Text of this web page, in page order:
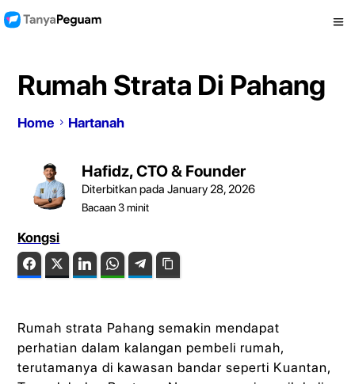
Rumah Strata Di Pahang
Home Hartanah
Hafidz, CTO & Founder
Diterbitkan pada January 28, 2026
Bacaan3minit
Kongsi
FacebookTwitter LinkedIn WhatsAppTelegram
Rumah strata Pahang semakin mendapat
perhatian dalam kalangan pembeli rumah,
terutamanya di kawasan bandar seperti Kuantan,